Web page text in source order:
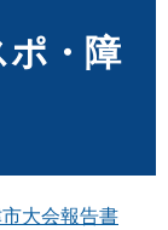
ポ・障
大会報告書